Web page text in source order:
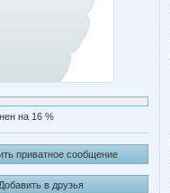
на 16 %
приватное сообщение
Добавить в друзья